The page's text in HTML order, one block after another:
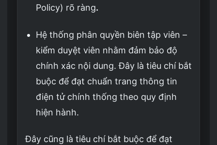
Policy) rõ ràng.
Hệ thống phân quyền biên tập viên –
kiểm duyệt viên nhằm đảm bảo độ
chính xác nội dung. Đây là tiêu chí bắt
buộc để đạt chuẩn trang thông tin
điện tử chính thống theo quy định
hiện hành.
Đây cũng là tiêu chí bắt buộc để đạt